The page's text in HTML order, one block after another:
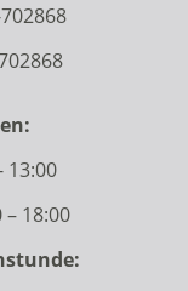
13:00
– 18:00